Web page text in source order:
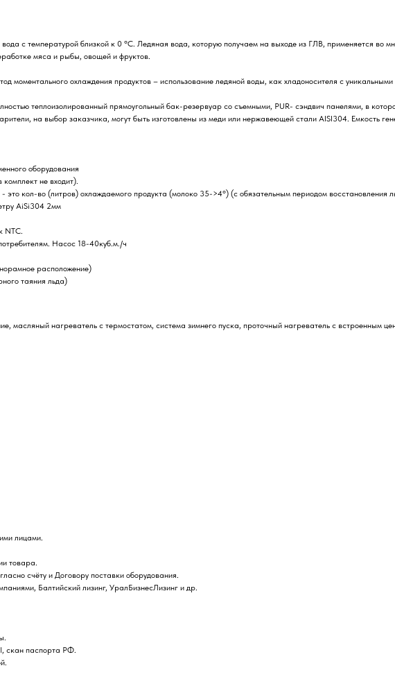
с температурой близкой к 0 °C. Ледяная вода, которую получаем на выходе из ГЛВ, применяется во
мяса и рыбы, овощей и фруктов.
моментального охлаждения продуктов – использование ледяной воды, как хладоносителя с уникальными
теплоизолированный прямоугольный бак-резервуар со съемными, PUR- сэндвич панелями, в
на выбор заказчика, могут быть изготовлены из меди или нержавеющей стали AISI304. Емкость
оборудования
не входит).
кол-во (литров) охлаждаемого продукта (молоко 35->4°) (с обязательным периодом восстановления
AiSi304 2мм
NTC.
Насос 18-40куб.м./ч
расположение)
таяния льда)
масляный нагреватель с термостатом, система зимнего пуска, проточный нагреватель с встроенным
лицами.
товара.
счёту и Договору поставки оборудования.
Балтийский лизинг, УралБизнесЛизинг и др.
скан паспорта РФ.